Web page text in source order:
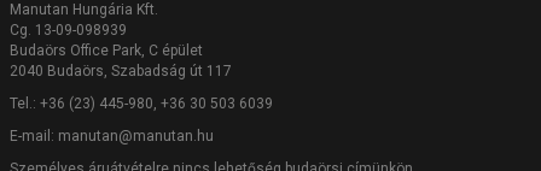
Manutan Hungária Kft.
Cg. 13-09-098939
Budaörs Office Park, C épület
2040 Budaörs, Szabadság út 117
Tel.: +36 (23) 445-980, +36 30 503 6039
E-mail: manutan@manutan.hu